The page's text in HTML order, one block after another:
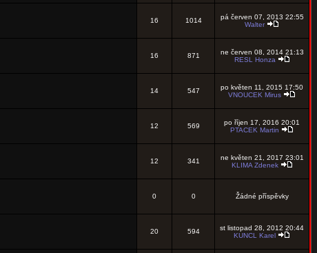
16 1014
pá červen 07, 2013 22:55
Walter
16 871
ne červen 08, 2014 21:13
RESL Honza
14 547
po květen 11, 2015 17:50
VNOUCEK Mirus
12 569
po říjen 17, 2016 20:01
PTACEK Martin
12 341
ne květen 21, 2017 23:01
KLIMA Zdenek
0 0 Žádné příspěvky
20 594
st listopad 28, 2012 20:44
KUNCL Karel